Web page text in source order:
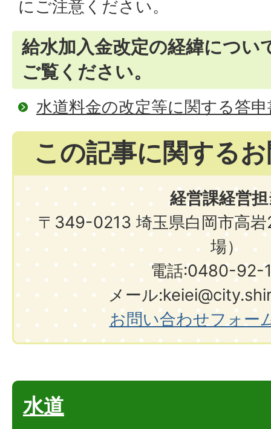
にご注意ください。
給水加入金改定の経緯につい
ご覧ください。
水道料金の改定等に関する答
この記事に関する
経営課経営
〒349-0213 埼玉県白岡市高岩
場）
電話:0480-92-
メール
お問い合わせフォー
水道